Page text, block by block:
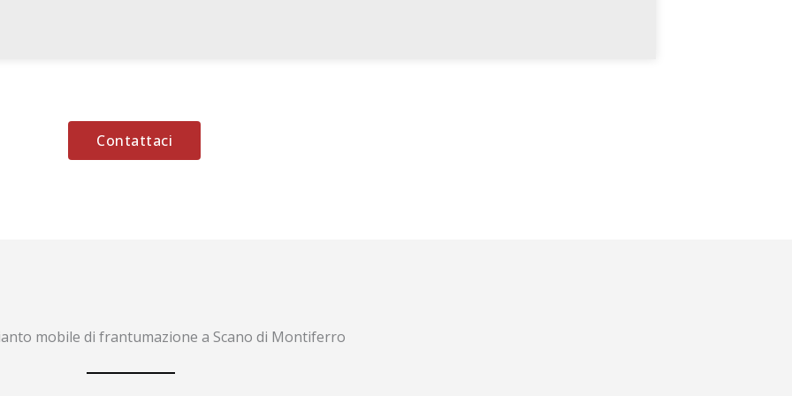
Contattaci
mobile di frantumazione a Scano di Montiferro